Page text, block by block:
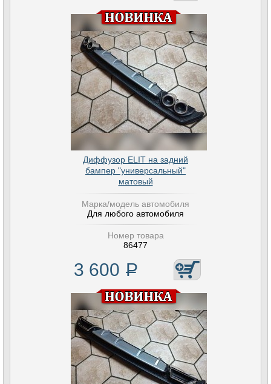
Диффузор ELIT на задний
бампер "универсальный"
матовый
Марка/модель автомобиля
Для любого автомобиля
Номер товара
86477
3 600 Р